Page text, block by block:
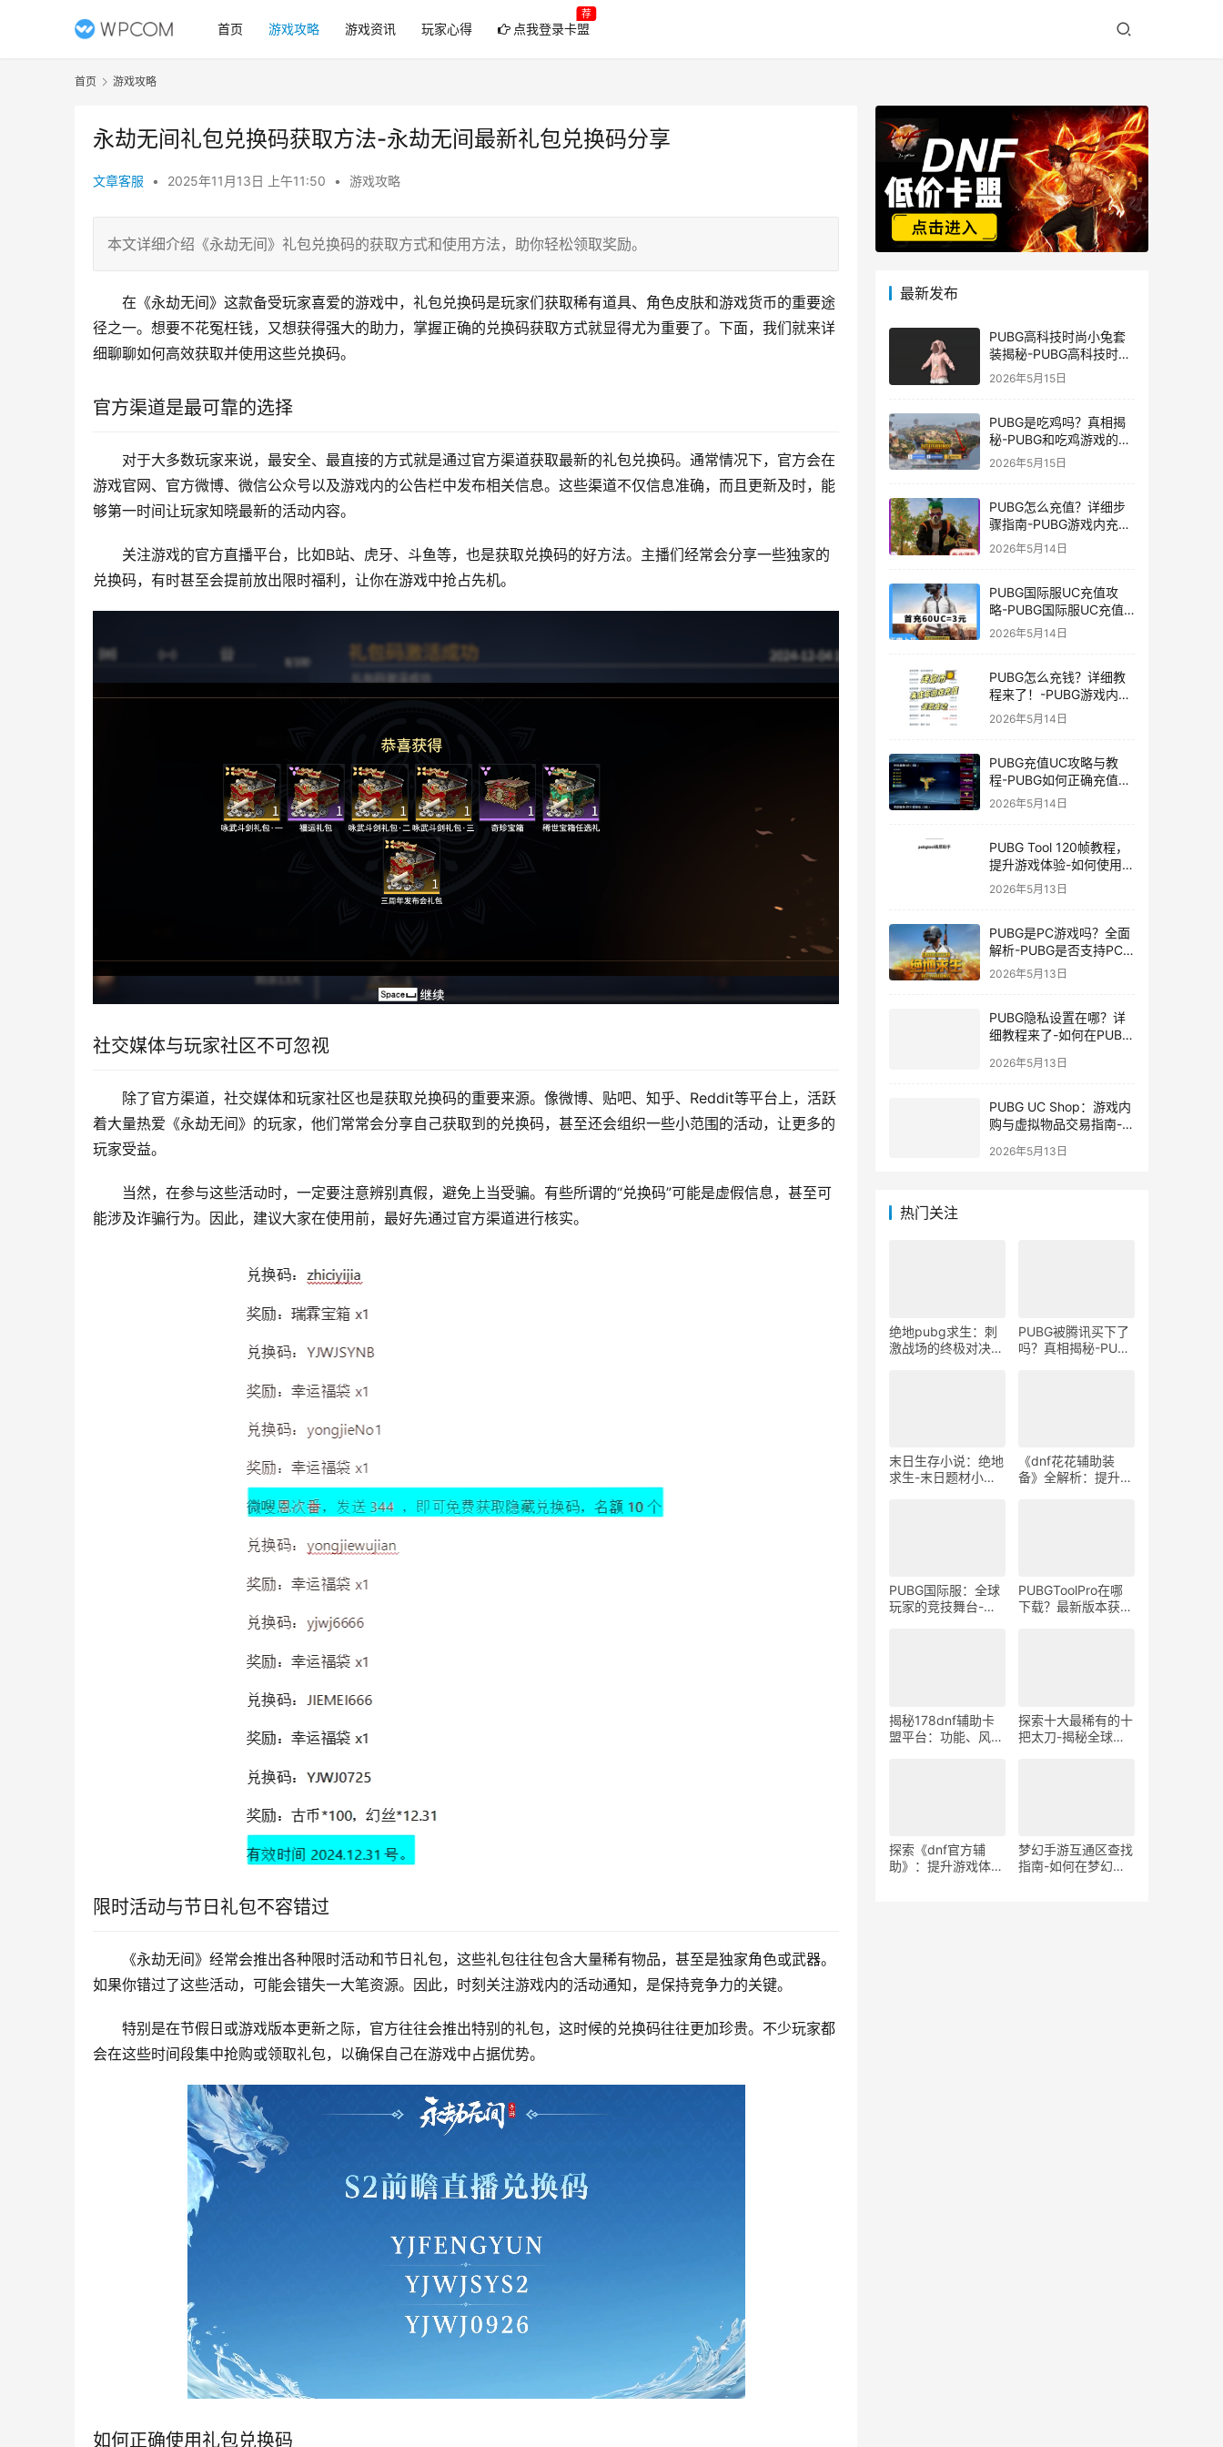
首页 游戏攻略 游戏资讯 玩家心得 点我登录卡盟
荐
首页 游戏攻略
永劫无间礼包兑换码获取方法-永劫无间最新礼包兑换码分享
文章客服 • 2025年11月13日 上午11:50 • 游戏攻略
本文详细介绍《永劫无间》礼包兑换码的获取方式和使用方法，助你轻松领取奖励。
在《永劫无间》这款备受玩家喜爱的游戏中，礼包兑换码是玩家们获取稀有道具、角色皮肤和游戏货币的重要途
径之一。想要不花冤枉钱，又想获得强大的助力，掌握正确的兑换码获取方式就显得尤为重要了。下面，我们就来详
细聊聊如何高效获取并使用这些兑换码。
官方渠道是最可靠的选择
对于大多数玩家来说，最安全、最直接的方式就是通过官方渠道获取最新的礼包兑换码。通常情况下，官方会在
游戏官网、官方微博、微信公众号以及游戏内的公告栏中发布相关信息。这些渠道不仅信息准确，而且更新及时，能
够第一时间让玩家知晓最新的活动内容。
关注游戏的官方直播平台，比如B站、虎牙、斗鱼等，也是获取兑换码的好方法。主播们经常会分享一些独家的
兑换码，有时甚至会提前放出限时福利，让你在游戏中抢占先机。
社交媒体与玩家社区不可忽视
除了官方渠道，社交媒体和玩家社区也是获取兑换码的重要来源。像微博、贴吧、知乎、Reddit等平台上，活跃
着大量热爱《永劫无间》的玩家，他们常常会分享自己获取到的兑换码，甚至还会组织一些小范围的活动，让更多的
玩家受益。
当然，在参与这些活动时，一定要注意辨别真假，避免上当受骗。有些所谓的“兑换码”可能是虚假信息，甚至可
能涉及诈骗行为。因此，建议大家在使用前，最好先通过官方渠道进行核实。
限时活动与节日礼包不容错过
《永劫无间》经常会推出各种限时活动和节日礼包，这些礼包往往包含大量稀有物品，甚至是独家角色或武器。
如果你错过了这些活动，可能会错失一大笔资源。因此，时刻关注游戏内的活动通知，是保持竞争力的关键。
特别是在节假日或游戏版本更新之际，官方往往会推出特别的礼包，这时候的兑换码往往更加珍贵。不少玩家都
会在这些时间段集中抢购或领取礼包，以确保自己在游戏中占据优势。
如何正确使用礼包兑换码
最新发布
PUBG高科技时尚小兔套
装揭秘-PUBG高科技时尚
小兔套装的潮流与科技结
2026年5月15日
PUBG是吃鸡吗？真相揭
秘-PUBG和吃鸡游戏的区
别与联系
2026年5月15日
PUBG怎么充值？详细步
骤指南-PUBG游戏内充值
方法及常见问题解答
2026年5月14日
PUBG国际服UC充值攻
略-PUBG国际服UC充值
方法及注意事项
2026年5月14日
PUBG怎么充钱？详细教
程来了！-PUBG游戏内购
买充值方法及注意事项
2026年5月14日
PUBG充值UC攻略与教
程-PUBG如何正确充值
UC获取游戏内货币
2026年5月14日
PUBG Tool 120帧教程，
提升游戏体验-如何使用
PUBG Tool实现120帧流
畅游戏
2026年5月13日
PUBG是PC游戏吗？全面
解析-PUBG是否支持PC
平台及游戏玩法介绍
2026年5月13日
PUBG隐私设置在哪？详
细教程来了-如何在PUBG
信息
2026年5月13日
PUBG UC Shop：游戏内
购与虚拟物品交易指南-
和使用UC金币
2026年5月13日
热门关注
绝地pubg求生：刺
激战场的终极对决-
PUBG被腾讯买下了
吗？真相揭秘-PUBG
末日生存小说：绝地
求生-末日题材小说
《dnf花花辅助装
备》全解析：提升游
PUBG国际服：全球
玩家的竞技舞台-
PUBGToolPro在哪
下载？最新版本获取
揭秘178dnf辅助卡
盟平台：功能、风险
探索十大最稀有的十
把太刀-揭秘全球最
探索《dnf官方辅
助》：提升游戏体验
梦幻手游互通区查找
指南-如何在梦幻手